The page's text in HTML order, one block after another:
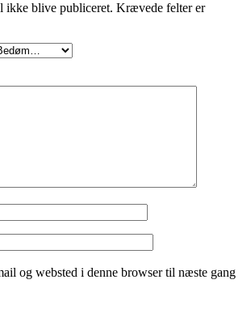
ikke blive publiceret. Krævede felter er
og websted i denne browser til næste gang